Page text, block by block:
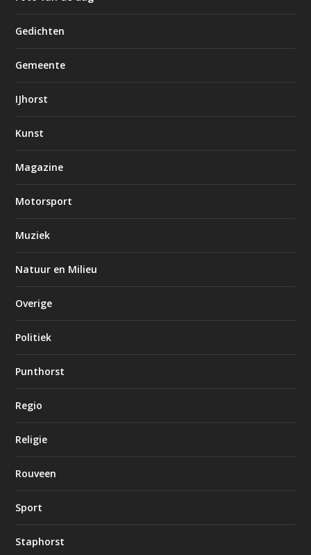
Gedichten
Gemeente
IJhorst
Kunst
Magazine
Motorsport
Muziek
Natuur en Milieu
Overige
Politiek
Punthorst
Regio
Religie
Rouveen
Sport
Staphorst